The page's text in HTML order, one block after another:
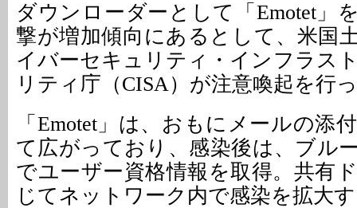
ダウンローダーとして「Emotet」
撃が増加傾向にあるとして、米国
イバーセキュリティ・インフラス
リティ庁（CISA）が注意喚起を行
「Emotet」は、おもにメールの添
て広がっており、感染後は、ブル
でユーザー資格情報を取得。共有
じてネットワーク内で感染を拡大